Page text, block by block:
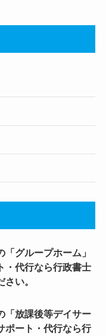
「グループホーム」
・代行なら行政書士
い。
「放課後等デイサー
ポート・代行なら行